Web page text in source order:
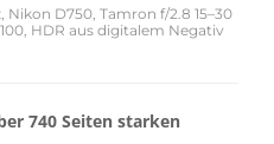
D750, Tamron f/2.8 15–30
100, HDR aus digitalem Negativ
740 Seiten starken